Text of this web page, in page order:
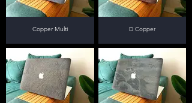
Copper Multi D Copper